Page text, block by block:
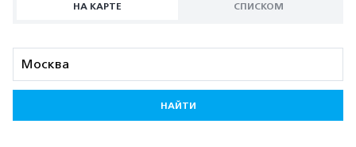
НА КАРТЕ СПИСКОМ
НАЙТИ